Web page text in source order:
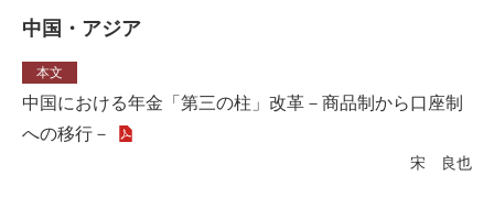
中国・アジア
本文
中国における年金「第三の柱」改革－商品制から口座制
への移行－
宋 良也